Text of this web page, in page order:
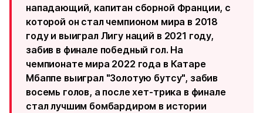
нападающий, капитан сборной Франции, с
которой он стал чемпионом мира в 2018
году и выиграл Лигу наций в 2021 году,
забив в финале победный гол. На
чемпионате мира 2022 года в Катаре
Мбаппе выиграл "Золотую бутсу", забив
восемь голов, а после хет-трика в финале
стал лучшим бомбардиром в истории